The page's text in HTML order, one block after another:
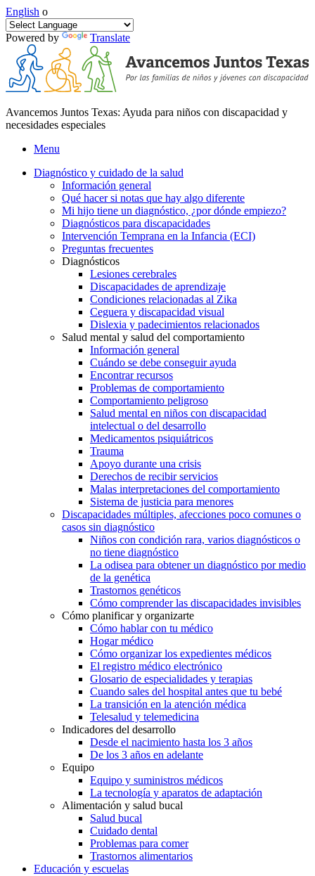
English o
Powered by Translate
Avancemos Juntos Texas: Ayuda para niños con discapacidad y
necesidades especiales
Menu
Diagnóstico y cuidado de la salud
Información general
Qué hacer si notas que hay algo diferente
Mi hijo tiene un diagnóstico, ¿por dónde empiezo?
Diagnósticos para discapacidades
Intervención Temprana en la Infancia (ECI)
Preguntas frecuentes
Diagnósticos
Lesiones cerebrales
Discapacidades de aprendizaje
Condiciones relacionadas al Zika
Ceguera y discapacidad visual
Dislexia y padecimientos relacionados
Salud mental y salud del comportamiento
Información general
Cuándo se debe conseguir ayuda
Encontrar recursos
Problemas de comportamiento
Comportamiento peligroso
Salud mental en niños con discapacidad
intelectual o del desarrollo
Medicamentos psiquiátricos
Trauma
Apoyo durante una crisis
Derechos de recibir servicios
Malas interpretaciones del comportamiento
Sistema de justicia para menores
Discapacidades múltiples, afecciones poco comunes o
casos sin diagnóstico
Niños con condición rara, varios diagnósticos o
no tiene diagnóstico
La odisea para obtener un diagnóstico por medio
de la genética
Trastornos genéticos
Cómo comprender las discapacidades invisibles
Cómo planificar y organizarte
Cómo hablar con tu médico
Hogar médico
Cómo organizar los expedientes médicos
El registro médico electrónico
Glosario de especialidades y terapias
Cuando sales del hospital antes que tu bebé
La transición en la atención médica
Telesalud y telemedicina
Indicadores del desarrollo
Desde el nacimiento hasta los 3 años
De los 3 años en adelante
Equipo
Equipo y suministros médicos
La tecnología y aparatos de adaptación
Alimentación y salud bucal
Salud bucal
Cuidado dental
Problemas para comer
Trastornos alimentarios
Educación y escuelas